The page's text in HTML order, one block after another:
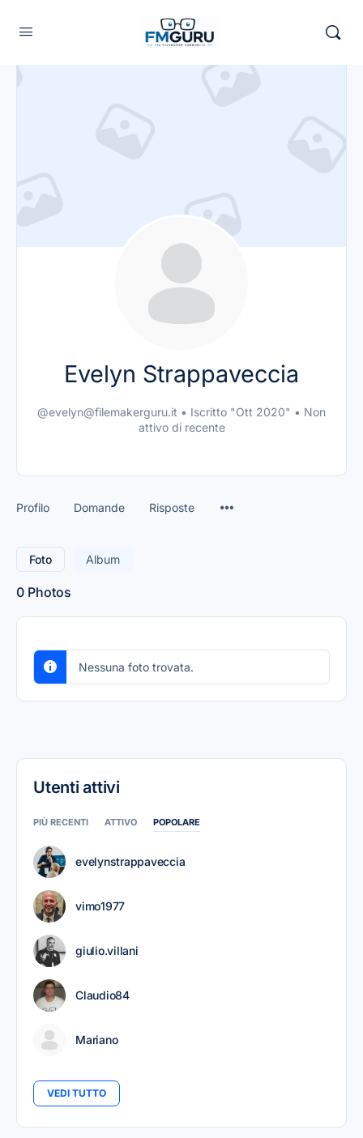
Evelyn Strappaveccia
@evelyn@filemakerguru.it • Iscritto "Ott 2020" • Non
attivo di recente
Profilo Domande Risposte
Foto Album
0 Photos
Nessuna foto trovata.
Utenti attivi
PIÙ RECENTI ATTIVO POPOLARE
evelynstrappaveccia
vimo1977
giulio.villani
Claudio84
Mariano
VEDI TUTTO